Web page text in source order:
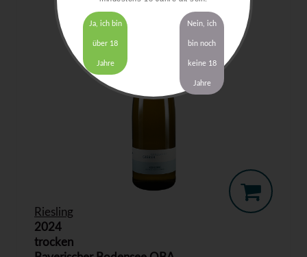
Riesling
2024
trocken
Ja, ich bin
über 18
Jahre
Nein, ich
bin noch
keine 18
Jahre